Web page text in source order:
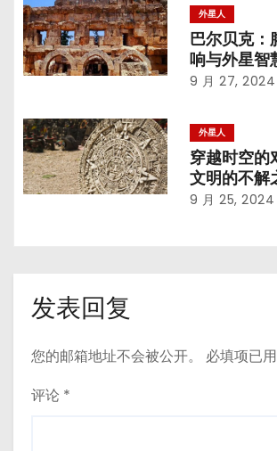
外星人
巴尔贝克：
响与外星智
9 月 27, 2024
外星人
穿越时空的
文明的不解
9 月 25, 2024
发表回复
您的邮箱地址不会被公开。 必填项已用
评论 *